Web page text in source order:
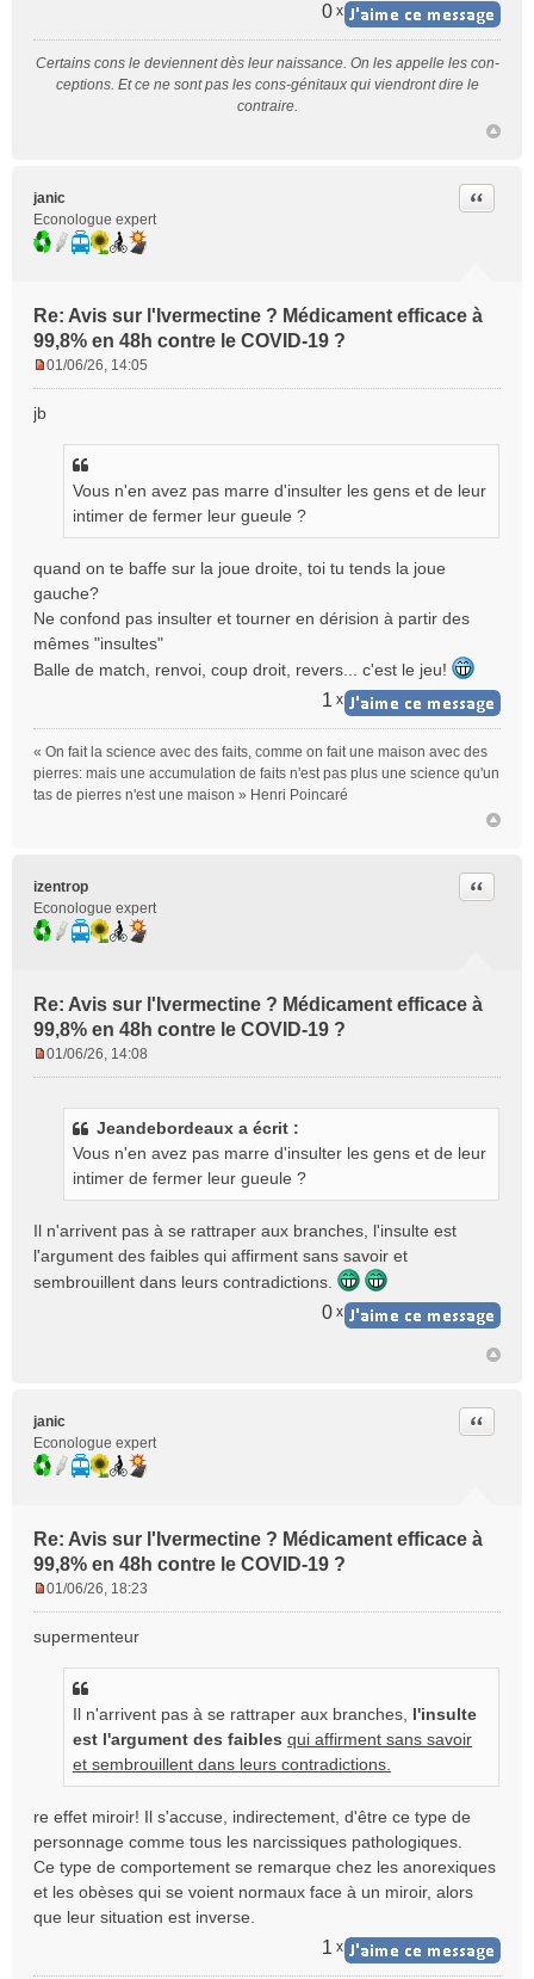
0 x
Certains cons le deviennent dès leur naissance. On les appelle les con-
ceptions. Et ce ne sont pas les cons-génitaux qui viendront dire le
contraire.
janic
Econologue expert
Re: Avis sur l'Ivermectine ? Médicament efficace à
99,8% en 48h contre le COVID-19 ?
Citer
n
l
u
01/06/26, 14:05
jb
Vous n'en avez pas marre d'insulter les gens et de leur
intimer de fermer leur gueule ?
quand on te baffe sur la joue droite, toi tu tends la joue
gauche?
Ne confond pas insulter et tourner en dérision à partir des
mêmes "insultes"
Balle de match, renvoi, coup droit, revers... c'est le jeu!
1 x
« On fait la science avec des faits, comme on fait une maison avec des
pierres: mais une accumulation de faits n'est pas plus une science qu'un
tas de pierres n'est une maison » Henri Poincaré
izentrop
Econologue expert
Re: Avis sur l'Ivermectine ? Médicament efficace à
99,8% en 48h contre le COVID-19 ?
Citer
o
n
l
01/06/26, 14:08
Jeandebordeaux a écrit :
Vous n'en avez pas marre d'insulter les gens et de leur
intimer de fermer leur gueule ?
Il n'arrivent pas à se rattraper aux branches, l'insulte est
l'argument des faibles qui affirment sans savoir et
sembrouillent dans leurs contradictions.
0 x
janic
Econologue expert
Re: Avis sur l'Ivermectine ? Médicament efficace à
99,8% en 48h contre le COVID-19 ?
Citer
s
l
u
01/06/26, 18:23
supermenteur
Il n'arrivent pas à se rattraper aux branches, l'insulte
est l'argument des faibles qui affirment sans savoir
et sembrouillent dans leurs contradictions.
re effet miroir! Il s'accuse, indirectement, d'être ce type de
personnage comme tous les narcissiques pathologiques.
Ce type de comportement se remarque chez les anorexiques
et les obèses qui se voient normaux face à un miroir, alors
que leur situation est inverse.
1 x